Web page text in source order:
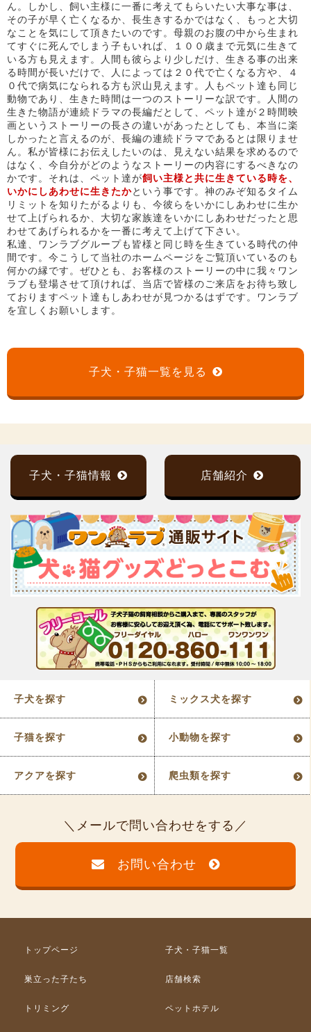
ん。しかし、飼い主様に一番に考えてもらいたい大事な事は、
その子が早く亡くなるか、長生きするかではなく、もっと大切
なことを気にして頂きたいのです。母親のお腹の中から生まれ
てすぐに死んでしまう子もいれば、１００歳まで元気に生きて
いる方も見えます。人間も彼らより少しだけ、生きる事の出来
る時間が長いだけで、人によっては２０代で亡くなる方や、４
０代で病気になられる方も沢山見えます。人もペット達も同じ
動物であり、生きた時間は一つのストーリーな訳です。人間の
生きた物語が連続ドラマの長編だとして、ペット達が２時間映
画というストーリーの長さの違いがあったとしても、本当に楽
しかったと言えるのが、長編の連続ドラマであるとは限りませ
ん。私が皆様にお伝えしたいのは、見えない結果を求めるので
はなく、今自分がどのようなストーリーの内容にするべきなの
かです。それは、ペット達が飼い主様と共に生きている時を、
いかにしあわせに生きたかという事です。神のみぞ知るタイム
リミットを知りたがるよりも、今彼らをいかにしあわせに生か
せて上げられるか、大切な家族達をいかにしあわせだったと思
わせてあげられるかを一番に考えて上げて下さい。
私達、ワンラブグループも皆様と同じ時を生きている時代の仲
間です。今こうして当社のホームページをご覧頂いているのも
何かの縁です。ぜひとも、お客様のストーリーの中に我々ワン
ラブも登場させて頂ければ、当店で皆様のご来店をお待ち致し
ておりますペット達もしあわせが見つかるはずです。ワンラブ
を宜しくお願いします。
子犬・子猫一覧を見る
子犬・子猫情報 店舗紹介
子犬を探す ミックス犬を探す
子猫を探す 小動物を探す
アクアを探す 爬虫類を探す
メールで問い合わせをする
お問い合わせ
トップページ 子犬・子猫一覧
巣立った子たち 店舗検索
トリミング ペットホテル